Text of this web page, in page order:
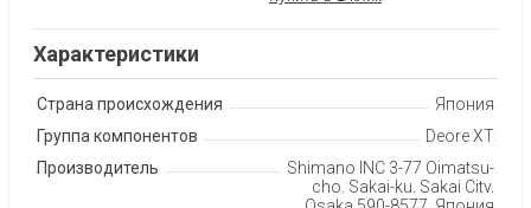
Характеристики
Страна происхождения
Япония
Группа компонентов
Deore XT
Производитель
Shimano INC 3-77 Oimatsu-
cho, Sakai-ku, Sakai City,